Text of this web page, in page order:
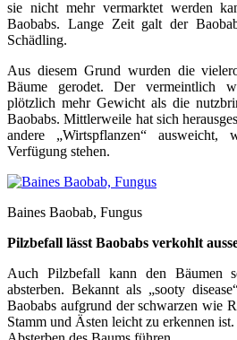
sie nicht mehr vermarktet werden
Baobabs. Lange Zeit galt der
Schädling.
Aus diesem Grund wurden die
Bäume gerodet. Der vermeintlich
plötzlich mehr Gewicht als die
Baobabs. Mittlerweile hat sich
andere „Wirtspflanzen“
Verfügung stehen.
Baines Baobab, Fungus
Pilzbefall lässt Baobabs verkohlt
Auch Pilzbefall kann den Bäumen
absterben. Bekannt als „sooty
Baobabs aufgrund der schwarzen wie
Stamm und Ästen leicht zu erkennen